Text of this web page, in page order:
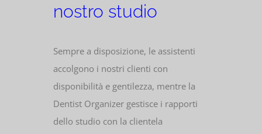
nostro studio
Sempre a disposizione, le assistenti
accolgono i nostri clienti con
disponibilità e gentilezza, mentre la
Dentist Organizer gestisce i rapporti
dello studio con la clientela